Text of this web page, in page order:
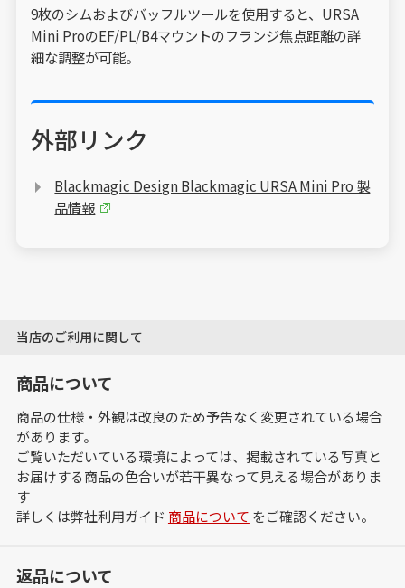
9枚のシムおよびバッフルツールを使用すると、URSA
Mini ProのEF/PL/B4マウントのフランジ焦点距離の詳
細な調整が可能。
外部リンク
Blackmagic Design Blackmagic URSA Mini Pro 製
品情報
当店のご利用に関して
商品について
商品の仕様・外観は改良のため予告なく変更されている場合
があります。
ご覧いただいている環境によっては、掲載されている写真と
お届けする商品の色合いが若干異なって見える場合がありま
す
詳しくは弊社利用ガイド 商品について をご確認ください。
返品について